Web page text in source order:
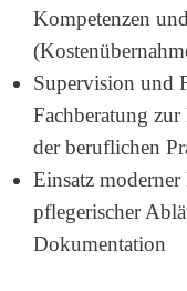
Kompetenzen
Supervision und
Fachberatung
der beruflichen
Einsatz
pflegerischer
Dokumentation